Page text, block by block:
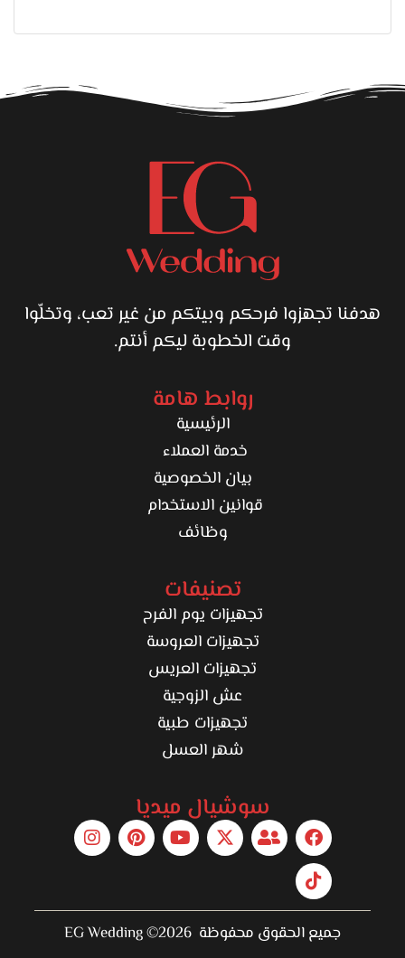
هدفنا تجهزوا فرحكم وبيتكم من غير تعب، وتخلّوا
وقت الخطوبة ليكم أنتم.
روابط هامة
الرئيسية
خدمة العملاء
بيان الخصوصية
قوانين الاستخدام
وظائف
تصنيفات
تجهيزات يوم الفرح
تجهيزات العروسة
تجهيزات العريس
عش الزوجية
تجهيزات طبية
شهر العسل
سوشيال ميديا
جميع الحقوق محفوظة 2026© EG Wedding